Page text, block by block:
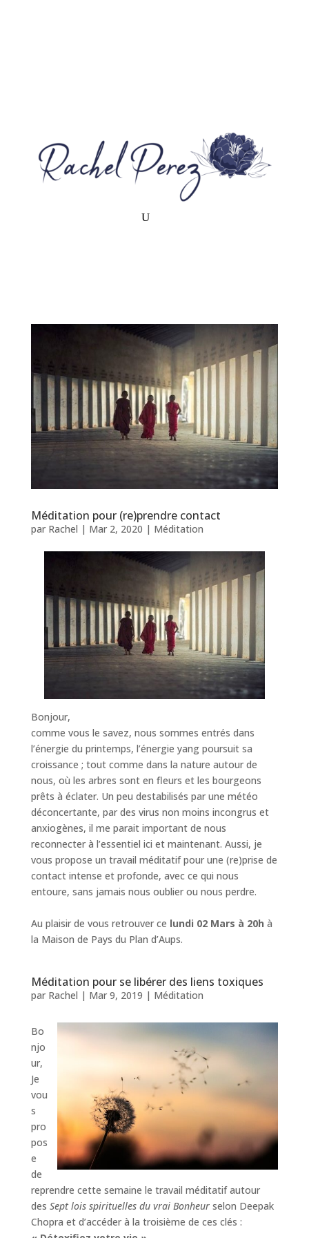
Méditation pour (re)prendre contact
par Rachel | Mar 2, 2020 | Méditation
Bonjour,
comme vous le savez, nous sommes entrés dans
l’énergie du printemps, l’énergie yang poursuit sa
croissance ; tout comme dans la nature autour de
nous, où les arbres sont en fleurs et les bourgeons
prêts à éclater. Un peu destabilisés par une météo
déconcertante, par des virus non moins incongrus et
anxiogènes, il me parait important de nous
reconnecter à l’essentiel ici et maintenant. Aussi, je
vous propose un travail méditatif pour une (re)prise de
contact intense et profonde, avec ce qui nous
entoure, sans jamais nous oublier ou nous perdre.
Au plaisir de vous retrouver ce lundi 02 Mars à 20h à
la Maison de Pays du Plan d’Aups.
Méditation pour se libérer des liens toxiques
par Rachel | Mar 9, 2019 | Méditation
Bo
njo
ur,
Je
vou
s
pro
pos
e
de
reprendre cette semaine le travail méditatif autour
des Sept lois spirituelles du vrai Bonheurselon Deepak
Chopra et d’accéder à la troisième de ces clés :